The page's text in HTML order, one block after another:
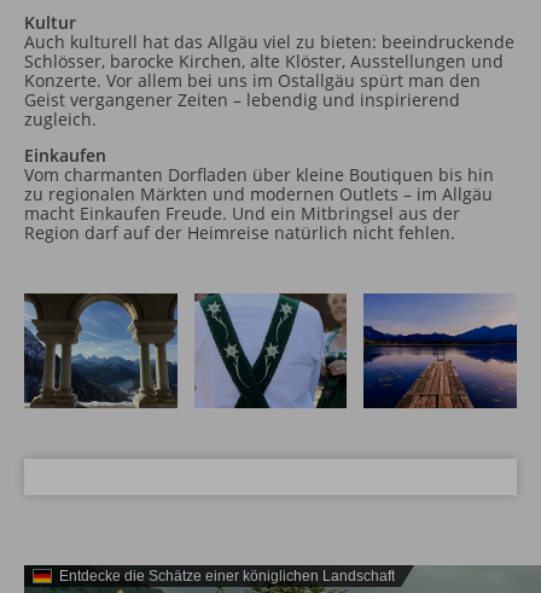
Kultur
Auch kulturell hat das Allgäu viel zu bieten: beeindruckende
Schlösser, barocke Kirchen, alte Klöster, Ausstellungen und
Konzerte. Vor allem bei uns im Ostallgäu spürt man den
Geist vergangener Zeiten – lebendig und inspirierend
zugleich.
Einkaufen
Vom charmanten Dorfladen über kleine Boutiquen bis hin
zu regionalen Märkten und modernen Outlets – im Allgäu
macht Einkaufen Freude. Und ein Mitbringsel aus der
Region darf auf der Heimreise natürlich nicht fehlen.
Entdecke die Schätze einer königlichen Landschaft